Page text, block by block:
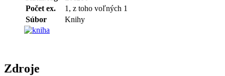
Počet ex.
1, z toho voľných 1
Súbor
Knihy
Zdroje